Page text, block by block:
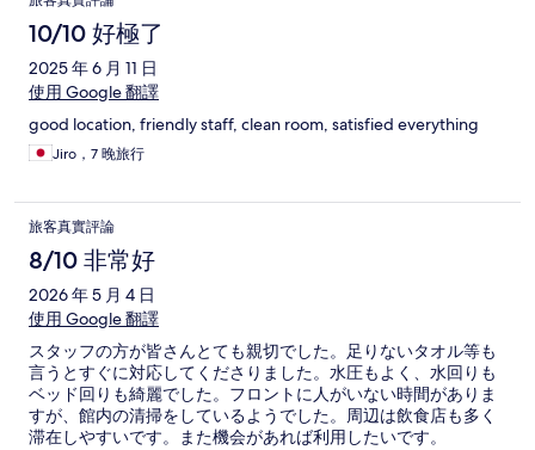
10/10 好極了
2025 年 6 月 11 日
使用 Google 翻譯
good location, friendly staff, clean room, satisfied everything
Jiro，7 晚旅行
旅客真實評論
8/10 非常好
2026 年 5 月 4 日
使用 Google 翻譯
スタッフの方が皆さんとても親切でした。足りないタオル等も
言うとすぐに対応してくださりました。水圧もよく、水回りも
ベッド回りも綺麗でした。フロントに人がいない時間がありま
すが、館内の清掃をしているようでした。周辺は飲食店も多く
滞在しやすいです。また機会があれば利用したいです。